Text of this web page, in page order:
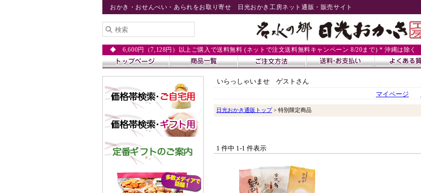
おかき・おせんべい・あられをお取り寄せ 日光おかき工房ネット通販・販売サイト
◆ 6,600円（7,128円）以上ご購入で送料無料 (ネットで注文送料無料キャンペーン 8/20まで) * 沖縄は除く
いらっしゃいませ ゲストさん
マイページ
日光おかき通販トップ> 特別限定商品
1 件中 1-1 件表示